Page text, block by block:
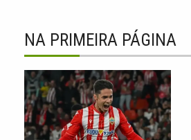
NA PRIMEIRA PÁGINA